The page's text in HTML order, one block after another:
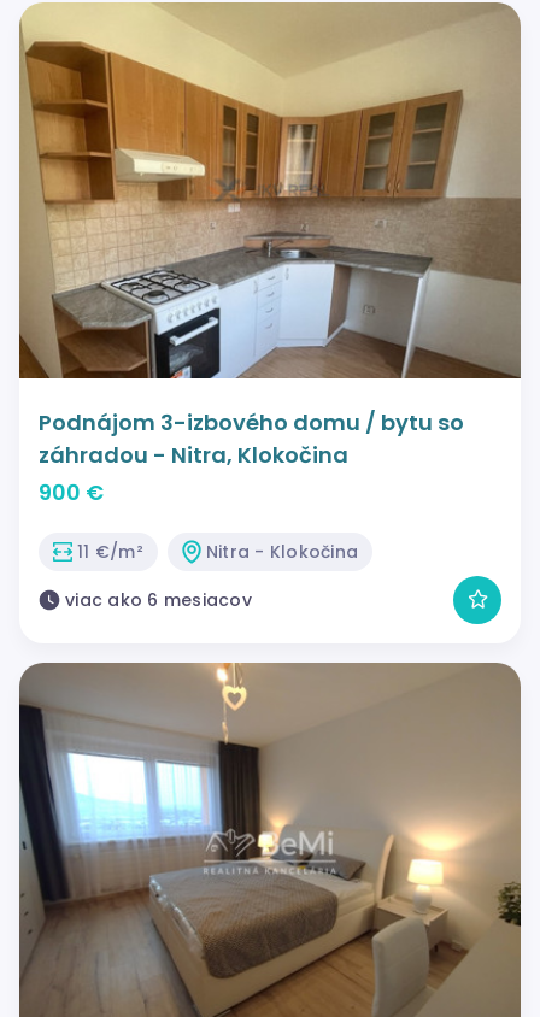
Podnájom 3-izbového domu / bytu so
záhradou - Nitra, Klokočina
900 €
11 €/m²
Nitra - Klokočina
viac ako 6 mesiacov